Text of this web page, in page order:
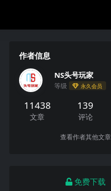
作者信息
NS头号玩家
等级 永久会员
11438
文章
139
评论
查看作者其他文章
免费下载